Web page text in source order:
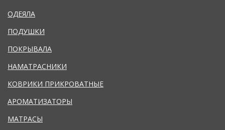
ОДЕЯЛА
ПОДУШКИ
ПОКРЫВАЛА
НАМАТРАСНИКИ
КОВРИКИ ПРИКРОВАТНЫЕ
АРОМАТИЗАТОРЫ
МАТРАСЫ